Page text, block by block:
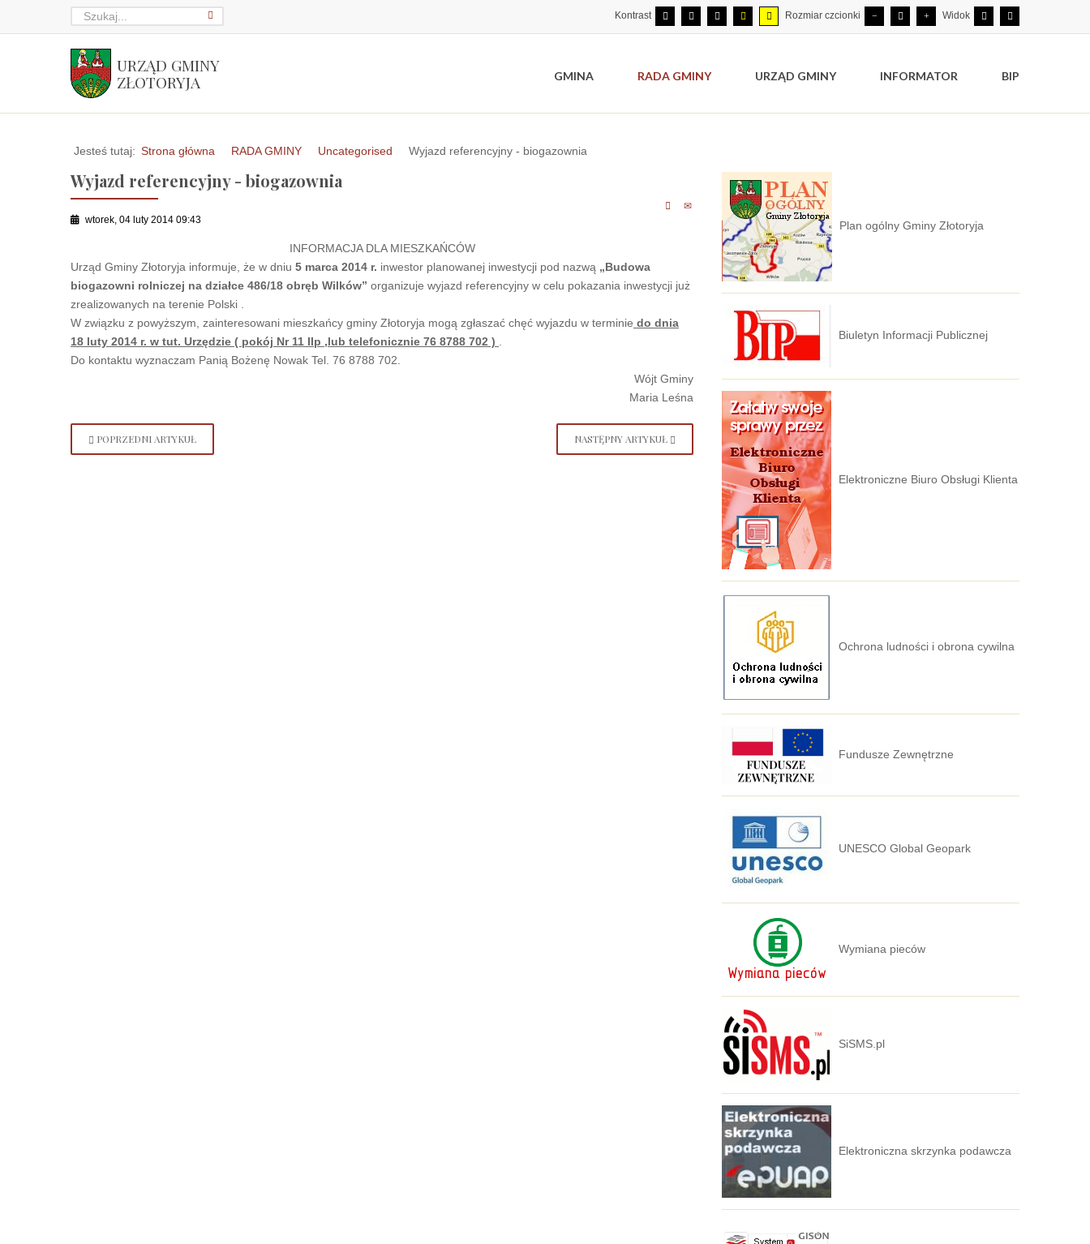
Kontrast Rozmiar czcionki Widok
URZĄD GMINY
ZŁOTORYJA
GMINA RADA GMINY URZĄD GMINY INFORMATOR BIP
Jesteś tutaj: Strona główna RADA GMINY Uncategorised Wyjazd referencyjny - biogazownia
Wyjazd referencyjny - biogazownia
wtorek, 04 luty 2014 09:43
INFORMACJA DLA MIESZKAŃCÓW
Urząd Gminy Złotoryja informuje, że w dniu 5 marca 2014 r. inwestor planowanej inwestycji pod nazwą „Budowa
biogazowni rolniczej na działce 486/18 obręb Wilków” organizuje wyjazd referencyjny w celu pokazania inwestycji już
zrealizowanych na terenie Polski .
W związku z powyższym, zainteresowani mieszkańcy gminy Złotoryja mogą zgłaszać chęć wyjazdu w terminie do dnia
18 luty 2014 r. w tut. Urzędzie ( pokój Nr 11 IIp ,lub telefonicznie 76 8788 702 )
Do kontaktu wyznaczam Panią Bożenę Nowak Tel. 76 8788 702.
Wójt Gminy
Maria Leśna
POPRZEDNI ARTYKUŁ NASTĘPNY ARTYKUŁ
Plan ogólny Gminy Złotoryja
Biuletyn Informacji Publicznej
Elektroniczne Biuro Obsługi Klienta
Ochrona ludności i obrona cywilna
Fundusze Zewnętrzne
UNESCO Global Geopark
Wymiana pieców
SiSMS.pl
Elektroniczna skrzynka podawcza